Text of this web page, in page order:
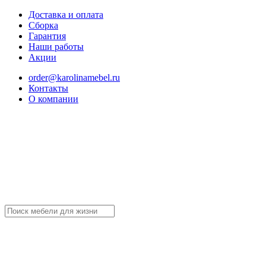
Доставка и оплата
Сборка
Гарантия
Наши работы
Акции
order@karolinamebel.ru
Контакты
О компании